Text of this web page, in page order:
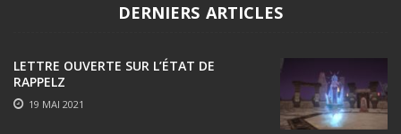
DERNIERS ARTICLES
LETTRE OUVERTE SUR L’ÉTAT DE
RAPPELZ
19 MAI 2021